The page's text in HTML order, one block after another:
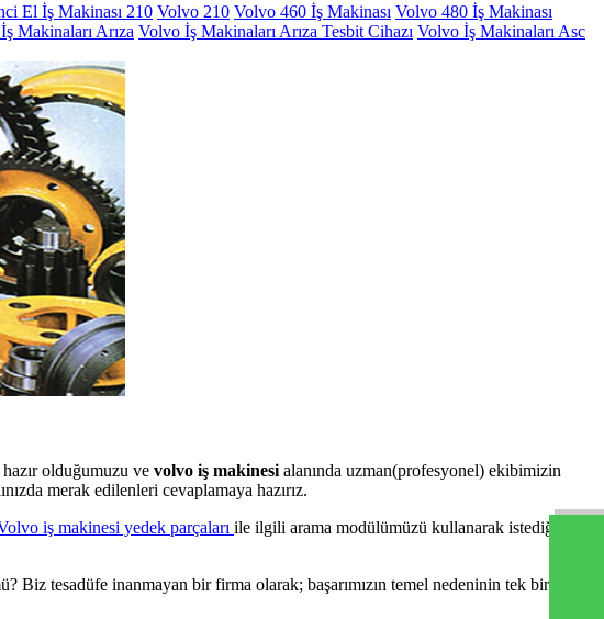
El İş Makinası 210 Volvo 210 Volvo 460 İş Makinası Volvo 480 İş Makinası
Makinaları Arıza Volvo İş Makinaları Arıza Tesbit Cihazı Volvo İş Makinaları Asc
olduğumuzu ve volvo iş makinesi alanında uzman(profesyonel) ekibimizin
merak edilenleri cevaplamaya hazırız.
iş makinesi yedek parçaları ile ilgili arama modülümüzü kullanarak istediğiniz
Biz tesadüfe inanmayan bir firma olarak; başarımızın temel nedeninin tek bir iş